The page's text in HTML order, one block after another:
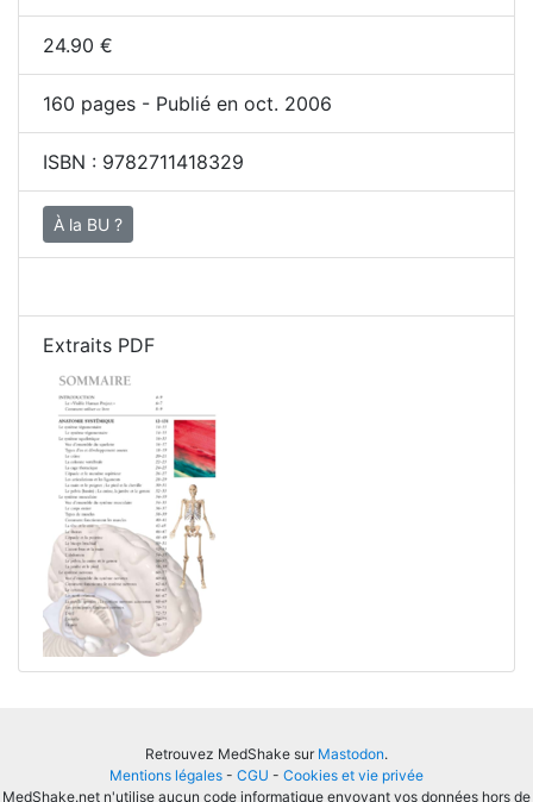
24.90 €
160 pages - Publié en oct. 2006
ISBN : 9782711418329
À la BU ?
Extraits PDF
Retrouvez MedShake sur Mastodon.
Mentions légales - CGU - Cookies et vie privée
MedShake.net n'utilise aucun code informatique envoyant vos données hors de